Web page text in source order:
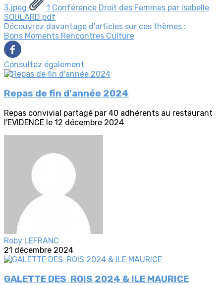
3.jpeg
1 Conférence Droit des Femmes par Isabelle
SOULARD.pdf
Découvrez davantage d'articles sur ces thèmes :
Bons Moments Rencontres Culture
Consultez également
Repas de fin d'année 2024
Repas convivial partagé par 40 adhérents au restaurant
l'EVIDENCE le 12 décembre 2024
Roby LEFRANC
21 décembre 2024
GALETTE DES ROIS 2024 & ILE MAURICE